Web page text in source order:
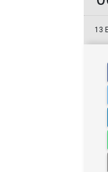
13